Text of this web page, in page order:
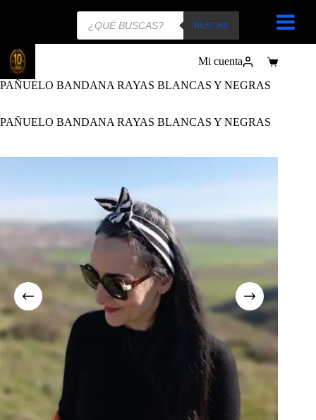
Búsqueda
BUSCAR
Mi cuenta
Carro
de
compra
PAÑUELO BANDANA RAYAS BLANCAS Y NEGRAS
PAÑUELO BANDANA RAYAS BLANCAS Y NEGRAS